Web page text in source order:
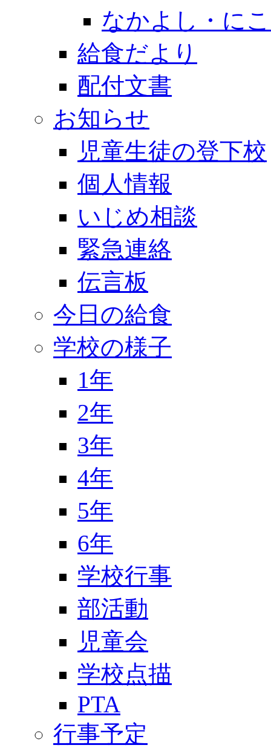
なかよし・に
給食だより
配付文書
お知らせ
児童生徒の登下校
個人情報
いじめ相談
緊急連絡
伝言板
今日の給食
学校の様子
1年
2年
3年
4年
5年
6年
学校行事
部活動
児童会
学校点描
PTA
行事予定